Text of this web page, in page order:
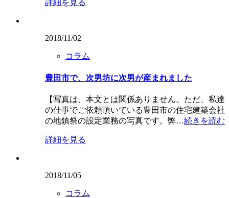
詳細を見る
2018/11/02
コラム
豊田市で、次男坊に次男が産まれました
【写真は、本文とは関係ありません。ただ、私達
の仕事でご依頼頂いている豊田市の住宅建築会社
の地鎮祭の設定業務の写真です。弊…続きを読む
詳細を見る
2018/11/05
コラム